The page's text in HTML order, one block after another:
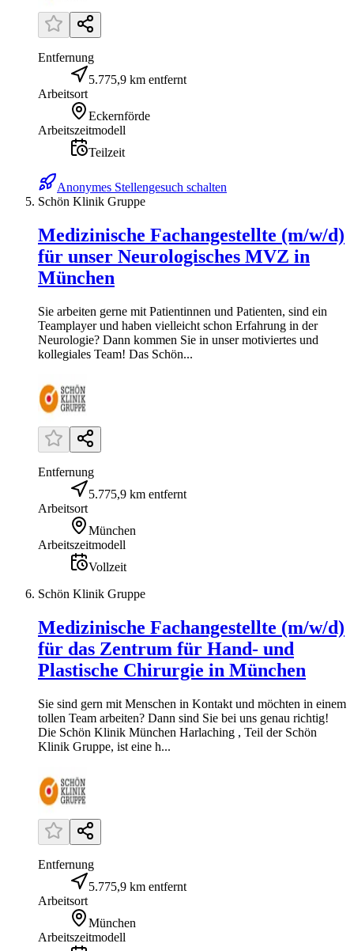
Entfernung
5.775,9 km entfernt
Arbeitsort
Eckernförde
Arbeitszeitmodell
Teilzeit
Anonymes Stellengesuch schalten
Schön Klinik Gruppe
Medizinische Fachangestellte (m/w/d)
für unser Neurologisches MVZ in
München
Sie arbeiten gerne mit Patientinnen und Patienten, sind ein
Teamplayer und haben vielleicht schon Erfahrung in der
Neurologie? Dann kommen Sie in unser motiviertes und
kollegiales Team! Das Schön...
Entfernung
5.775,9 km entfernt
Arbeitsort
München
Arbeitszeitmodell
Vollzeit
Schön Klinik Gruppe
Medizinische Fachangestellte (m/w/d)
für das Zentrum für Hand- und
Plastische Chirurgie in München
Sie sind gern mit Menschen in Kontakt und möchten in einem
tollen Team arbeiten? Dann sind Sie bei uns genau richtig!
Die Schön Klinik München Harlaching , Teil der Schön
Klinik Gruppe, ist eine h...
Entfernung
5.775,9 km entfernt
Arbeitsort
München
Arbeitszeitmodell